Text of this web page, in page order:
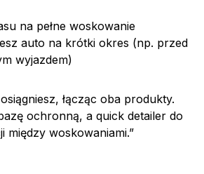
na pełne woskowanie
auto na krótki okres (np. przed
wyjazdem)
łącząc oba produkty.
ochronną, a quick detailer do
między woskowaniami.”